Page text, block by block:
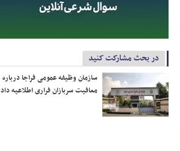
در بحث مشارکت کنید
سازمان وظیفه عمومی فراجا درباره
معافیت سربازان فراری اطلاعیه داد